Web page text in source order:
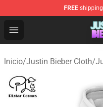
FREE
Open menu
Justin Bieber Store -
Inicio/Justin Bieber Cloth/